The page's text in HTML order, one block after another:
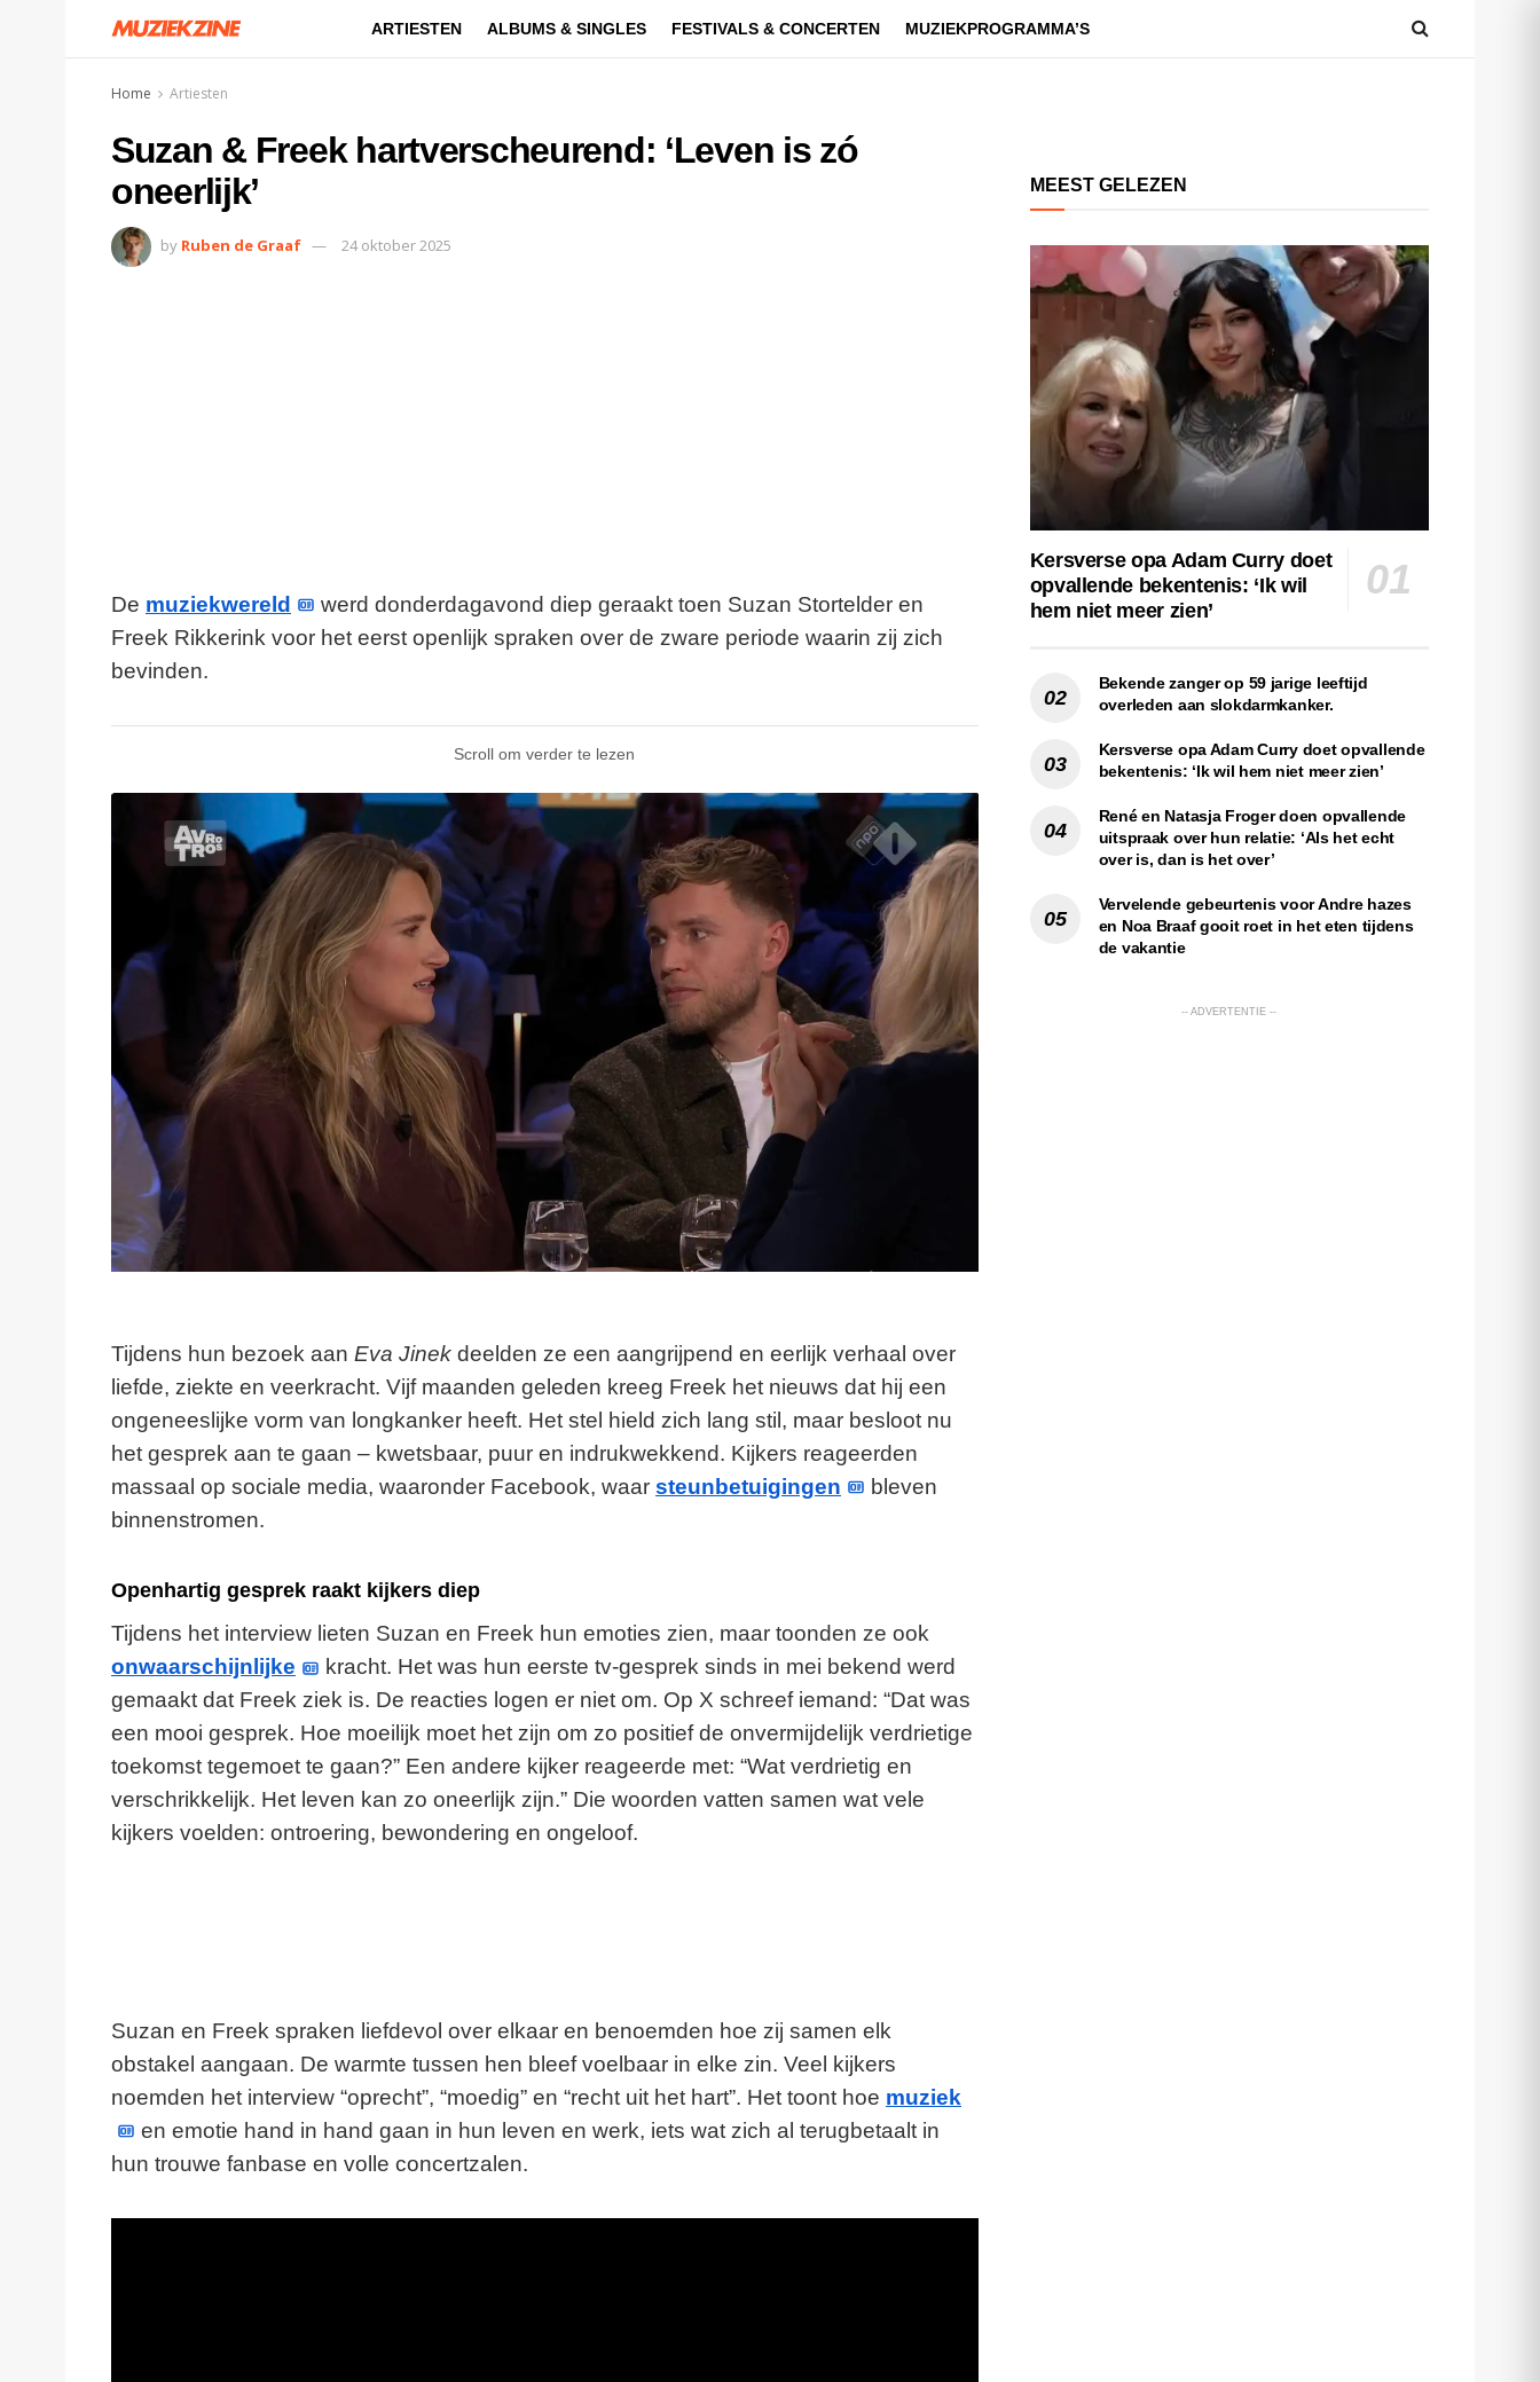
ARTIESTEN ALBUMS & SINGLES FESTIVALS & CONCERTEN MUZIEKPROGRAMMA’S
Home Artiesten
Suzan & Freek hartverscheurend: ‘Leven is zó
oneerlijk’
by Ruben de Graaf 24 oktober 2025
De muziekwereld
werd donderdagavond diep geraakt toen Suzan Stortelder en
Freek Rikkerink voor het eerst openlijk spraken over de zware periode waarin zij zich
bevinden.
Scroll om verder te lezen
Tijdens hun bezoek aan Eva Jinek deelden ze een aangrijpend en eerlijk verhaal over
liefde, ziekte en veerkracht. Vijf maanden geleden kreeg Freek het nieuws dat hij een
ongeneeslijke vorm van longkanker heeft. Het stel hield zich lang stil, maar besloot nu
het gesprek aan te gaan – kwetsbaar, puur en indrukwekkend. Kijkers reageerden
massaal op sociale media, waaronder Facebook, waar steunbetuigingen
bleven
binnenstromen.
Openhartig gesprek raakt kijkers diep
Tijdens het interview lieten Suzan en Freek hun emoties zien, maar toonden ze ook
onwaarschijnlijke
kracht. Het was hun eerste tv-gesprek sinds in mei bekend werd
gemaakt dat Freek ziek is. De reacties logen er niet om. Op X schreef iemand: “Dat was
een mooi gesprek. Hoe moeilijk moet het zijn om zo positief de onvermijdelijk verdrietige
toekomst tegemoet te gaan?” Een andere kijker reageerde met: “Wat verdrietig en
verschrikkelijk. Het leven kan zo oneerlijk zijn.” Die woorden vatten samen wat vele
kijkers voelden: ontroering, bewondering en ongeloof.
Suzan en Freek spraken liefdevol over elkaar en benoemden hoe zij samen elk
obstakel aangaan. De warmte tussen hen bleef voelbaar in elke zin. Veel kijkers
noemden het interview “oprecht”, “moedig” en “recht uit het hart”. Het toont hoe muziek
en emotie hand in hand gaan in hun leven en werk, iets wat zich al terugbetaalt in
hun trouwe fanbase en volle concertzalen.
MEEST GELEZEN
Kersverse opa Adam Curry doet
opvallende bekentenis: ‘Ik wil
hem niet meer zien’
Bekende zanger op 59 jarige leeftijd
overleden aan slokdarmkanker.
Kersverse opa Adam Curry doet opvallende
bekentenis: ‘Ik wil hem niet meer zien’
René en Natasja Froger doen opvallende
uitspraak over hun relatie: ‘Als het echt
over is, dan is het over’
Vervelende gebeurtenis voor Andre hazes
en Noa Braaf gooit roet in het eten tijdens
de vakantie
-- ADVERTENTIE --